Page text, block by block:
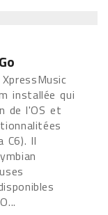
installée qui
de l'OS et
C6). Il